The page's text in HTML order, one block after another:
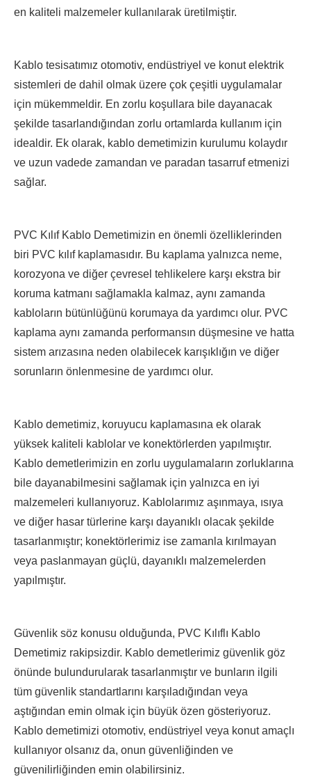
en kaliteli malzemeler kullanılarak üretilmiştir.
Kablo tesisatımız otomotiv, endüstriyel ve konut elektrik
sistemleri de dahil olmak üzere çok çeşitli uygulamalar
için mükemmeldir. En zorlu koşullara bile dayanacak
şekilde tasarlandığından zorlu ortamlarda kullanım için
idealdir. Ek olarak, kablo demetimizin kurulumu kolaydır
ve uzun vadede zamandan ve paradan tasarruf etmenizi
sağlar.
PVC Kılıf Kablo Demetimizin en önemli özelliklerinden
biri PVC kılıf kaplamasıdır. Bu kaplama yalnızca neme,
korozyona ve diğer çevresel tehlikelere karşı ekstra bir
koruma katmanı sağlamakla kalmaz, aynı zamanda
kabloların bütünlüğünü korumaya da yardımcı olur. PVC
kaplama aynı zamanda performansın düşmesine ve hatta
sistem arızasına neden olabilecek karışıklığın ve diğer
sorunların önlenmesine de yardımcı olur.
Kablo demetimiz, koruyucu kaplamasına ek olarak
yüksek kaliteli kablolar ve konektörlerden yapılmıştır.
Kablo demetlerimizin en zorlu uygulamaların zorluklarına
bile dayanabilmesini sağlamak için yalnızca en iyi
malzemeleri kullanıyoruz. Kablolarımız aşınmaya, ısıya
ve diğer hasar türlerine karşı dayanıklı olacak şekilde
tasarlanmıştır; konektörlerimiz ise zamanla kırılmayan
veya paslanmayan güçlü, dayanıklı malzemelerden
yapılmıştır.
Güvenlik söz konusu olduğunda, PVC Kılıflı Kablo
Demetimiz rakipsizdir. Kablo demetlerimiz güvenlik göz
önünde bulundurularak tasarlanmıştır ve bunların ilgili
tüm güvenlik standartlarını karşıladığından veya
aştığından emin olmak için büyük özen gösteriyoruz.
Kablo demetimizi otomotiv, endüstriyel veya konut amaçlı
kullanıyor olsanız da, onun güvenliğinden ve
güvenilirliğinden emin olabilirsiniz.